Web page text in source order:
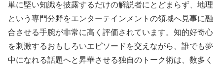
単に堅い知識を披露するだけの解説者にとどまらず、地理
という専門分野をエンターテインメントの領域へ見事に融
合させる手腕が非常に高く評価されています。知的好奇心
を刺激するおもしろいエピソードを交えながら、誰でも夢
中になれる話題へと昇華させる独自のトーク術は、数多く